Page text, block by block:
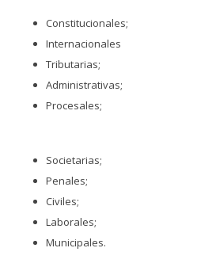
Constitucionales;
Internacionales
Tributarias;
Administrativas;
Procesales;
Societarias;
Penales;
Civiles;
Laborales;
Municipales.